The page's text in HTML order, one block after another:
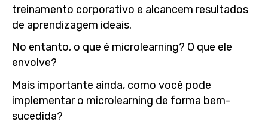
treinamento corporativo e alcancem resultados
de aprendizagem ideais.
No entanto, o que é microlearning? O que ele
envolve?
Mais importante ainda, como você pode
implementar o microlearning de forma bem-
sucedida?